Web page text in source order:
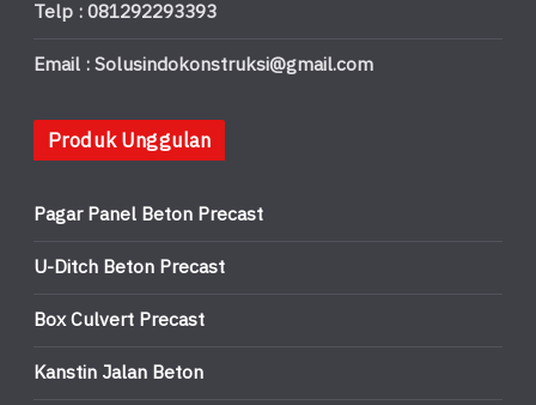
Telp : 081292293393
Email : Solusindokonstruksi@gmail.com
Produk Unggulan
Pagar Panel Beton Precast
U-Ditch Beton Precast
Box Culvert Precast
Kanstin Jalan Beton